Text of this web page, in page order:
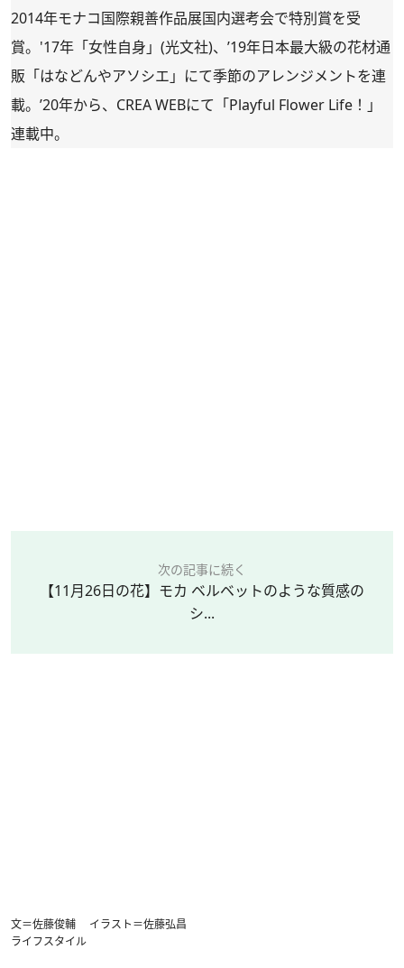
2014年モナコ国際親善作品展国内選考会で特別賞を受
賞。'17年「女性自身」(光文社)、’19年日本最大級の花材通
販「はなどんやアソシエ 」にて季節のアレンジメントを連
載。’20年から、CREA WEBにて「Playful Flower Life！ 」
連載中。
次の記事に続く
【11月26日の花】モカ ベルベットのような質感の
シ...
文＝佐藤俊輔 イラスト＝佐藤弘昌
ライフスタイル